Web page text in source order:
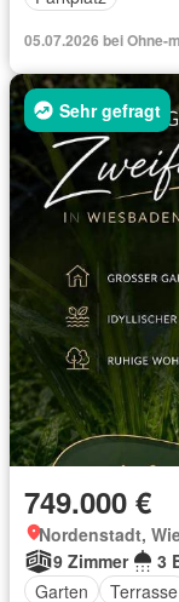
05.07.2026 bei Ohne-
Sehr gefragt
749.000 €
Nordenstadt,
9 Zimmer
3
Garten
Terrasse